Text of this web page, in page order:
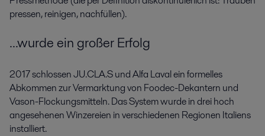
pressen, reinigen, nachfüllen).
...wurde ein großer Erfolg
2017 schlossen JU.CLA.S und Alfa Laval ein formelles
Abkommen zur Vermarktung von Foodec-Dekantern und
Vason-Flockungsmitteln. Das System wurde in drei hoch
angesehenen Winzereien in verschiedenen Regionen Italiens
installiert.